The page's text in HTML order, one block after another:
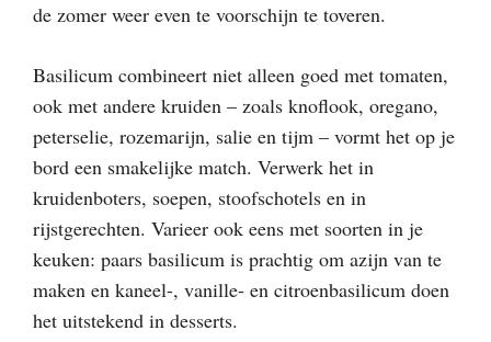
de zomer weer even te voorschijn te toveren.
Basilicum combineert niet alleen goed met tomaten,
ook met andere kruiden – zoals knoflook, oregano,
peterselie, rozemarijn, salie en tijm – vormt het op je
bord een smakelijke match. Verwerk het in
kruidenboters, soepen, stoofschotels en in
rijstgerechten. Varieer ook eens met soorten in je
keuken: paars basilicum is prachtig om azijn van te
maken en kaneel-, vanille- en citroenbasilicum doen
het uitstekend in desserts.